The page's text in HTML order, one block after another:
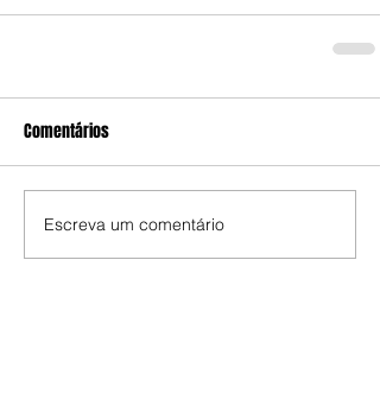
Comentários
Escreva um comentário